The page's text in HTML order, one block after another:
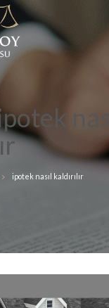
nasıl
ipotek nasıl kaldırılır